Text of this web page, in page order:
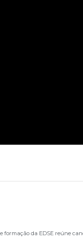
formação da EDSE reúne